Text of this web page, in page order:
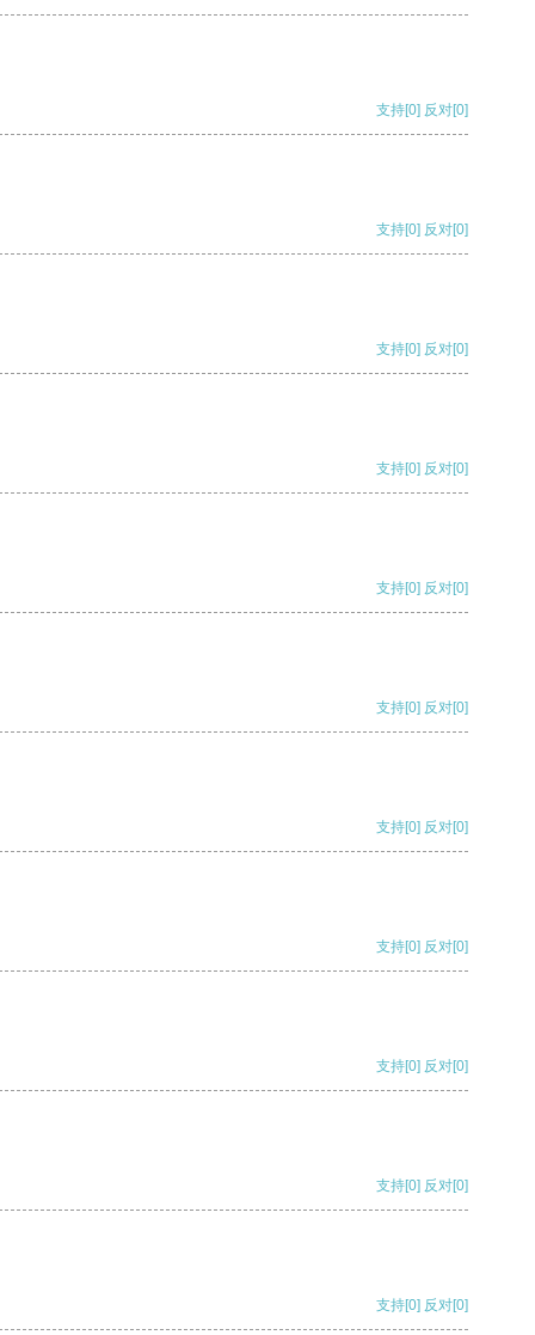
支持[0] 反对[0]
支持[0] 反对[0]
支持[0] 反对[0]
支持[0] 反对[0]
支持[0] 反对[0]
支持[0] 反对[0]
支持[0] 反对[0]
支持[0] 反对[0]
支持[0] 反对[0]
支持[0] 反对[0]
支持[0] 反对[0]